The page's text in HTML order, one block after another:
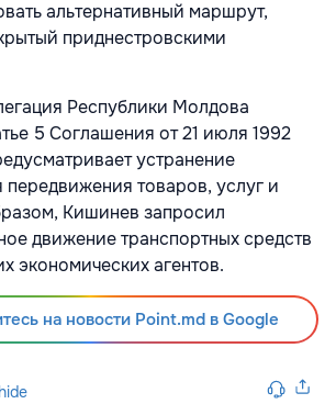
альтернативный маршрут,
приднестровскими
Республики Молдова
5 Соглашения от 21 июля 1992
устранение
передвижения товаров, услуг и
Кишинев запросил
движение транспортных средств
экономических агентов.
на новости Point.md в Google